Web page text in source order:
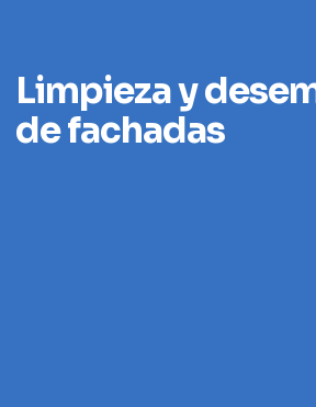
Limpieza y
de fachadas